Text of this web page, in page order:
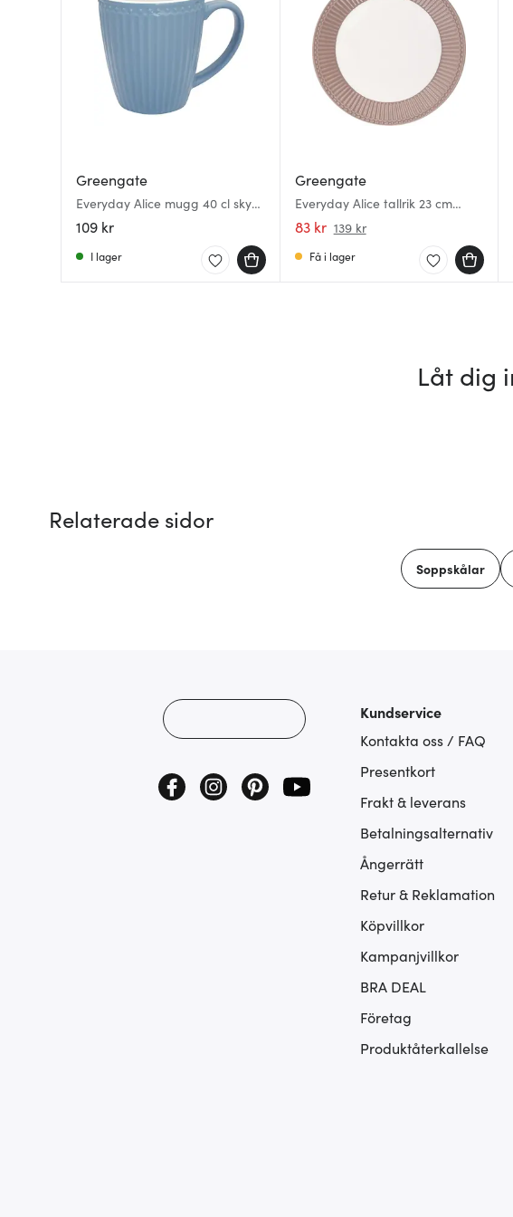
Greengate
Everyday Alice mugg 40 cl sky
blue
109 kr
I lager
Greengate
Everyday Alice tallrik 23 cm
hazelnut brown
83 kr 139 kr
Få i lager
Låt dig
Relaterade sidor
Soppskålar
Kundservice
Kontakta oss / FAQ
Presentkort
Frakt & leverans
Betalningsalternativ
Ångerrätt
Retur & Reklamation
Köpvillkor
Kampanjvillkor
BRA DEAL
Företag
Produktåterkallelse